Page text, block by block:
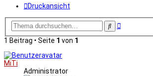
Druckansicht
SucheErweiterte
1 Beitrag • Seite 1 von 1
MiTi
Administrator